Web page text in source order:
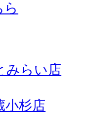
みらい店
小杉店